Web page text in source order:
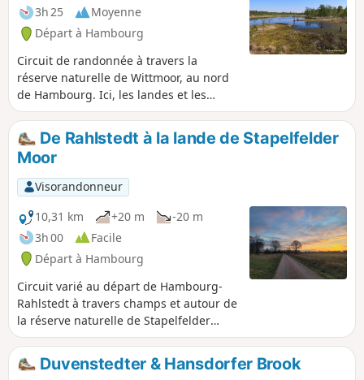
3h 25
Moyenne
Départ à Hambourg
Circuit de randonnée à travers la
réserve naturelle de Wittmoor, au nord
de Hambourg. Ici, les landes et les
marais alternent avec les forêts et les
prairies. Le point fort de la balade, c'est
le chemin entre les marais, sur un
ancien remblai de chemin de fer, qui
mène au grand lac marécageux. Comme
on fait un huit à travers la réserve
naturelle pour relier la partie nord à la
partie sud, on emprunte même deux
fois ce joli chemin.
De Rahlstedt à la lande de Stapelfelder
Moor
Visorandonneur
10,31 km
+20 m
-20 m
3h 00
Facile
Départ à Hambourg
Circuit varié au départ de Hambourg-
Rahlstedt à travers champs et autour de
la réserve naturelle de Stapelfelder
Moor. On y observe souvent des
chevreuils, des lièvres, des grues et des
oies.Duvenstedter & Hansdorfer Brook